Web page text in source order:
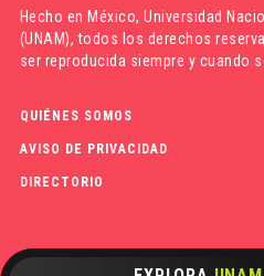
Hecho en México,Universidad
(UNAM), todos los derechos
ser reproducida siempre y cuando
QUIÉNES SOMOS
AVISO DE PRIVACIDAD
DIRECTORIO